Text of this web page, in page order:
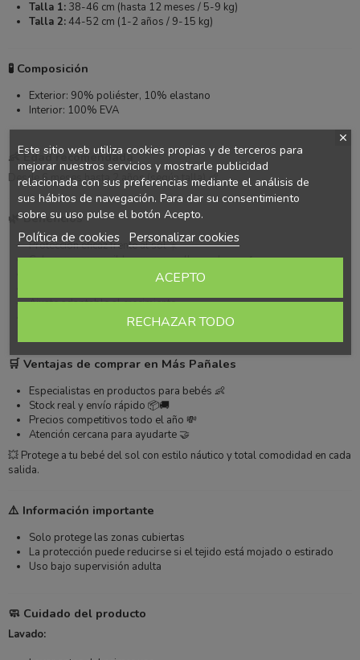
Talla 1:38-46 cm (hasta 12 meses / 5-9 kg)
Talla 2:44-52 cm (1-2 años / 9-15 kg)
🧪 Composición
Exterior: 90% poliéster, 10% elastano
Interior: 100% EVA
👶 Edad recomendada
Desde 6 meses hasta 2 años (según talla) 👶
🌿 Beneficios
Protección eficaz frente al sol ☀️
Cubre zonas sensibles como cuello y cabeza ✔️
Muy ligero y cómodo para el bebé 🌿
Ajuste adaptable al crecimiento
Diseño reversible para mayor versatilidad
🛒 Ventajas de comprar en Más Pañales
Especialistas en productos para bebés 👶
Stock real y envío rápido 📦🚚
Precios competitivos todo el año 💸
Atención cercana para ayudarte 🤝
💥 Protege a tu bebé del sol con estilo náutico y total comodidad en cada
salida.
⚠️ Información importante
Solo protege las zonas cubiertas
La protección puede reducirse si el tejido está mojado o estirado
Uso bajo supervisión adulta
🧼 Cuidado del producto
Lavado:
Este sitio web utiliza cookies propias y de terceros para
mejorar nuestros servicios y mostrarle publicidad
relacionada con sus preferencias mediante el análisis de
sus hábitos de navegación. Para dar su consentimiento
sobre su uso pulse el botón Acepto.
Política de cookies Personalizar cookies
RECHAZAR TODO
ACEPTO